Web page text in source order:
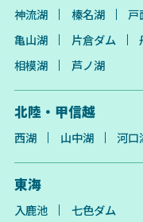
神流湖
榛名湖 戸
亀山湖
片倉ダム
相模湖
芦ノ湖
北陸・甲信越
西湖 山中湖 河口
東海
入鹿池 七色ダム